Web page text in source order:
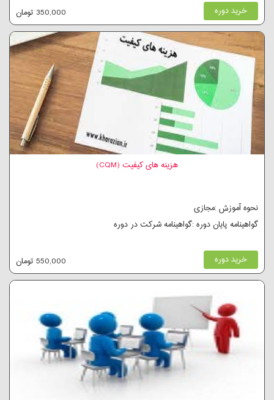
خرید دوره 350,000 تومان
هزینه های کیفیت (CQM)
نحوه آموزش :مجازی
گواهینامه پایان دوره :گواهینامه شرکت در دوره
خرید دوره 550,000 تومان